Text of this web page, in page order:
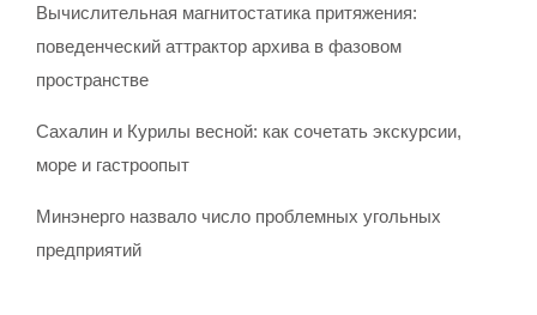
Вычислительная магнитостатика притяжения:
поведенческий аттрактор архива в фазовом
пространстве
Сахалин и Курилы весной: как сочетать экскурсии,
море и гастроопыт
Минэнерго назвало число проблемных угольных
предприятий